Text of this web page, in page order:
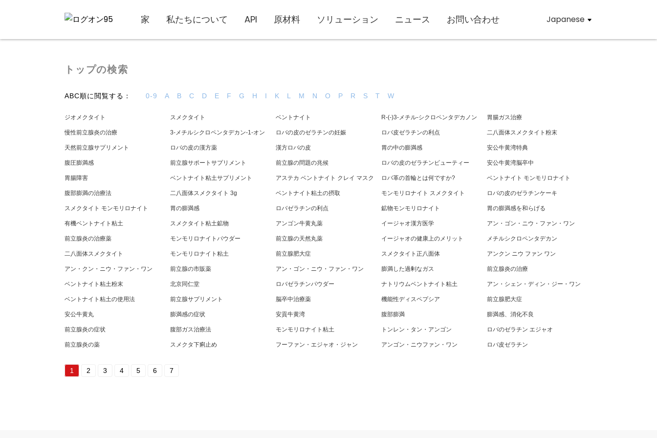
家 私たちについて API 原材料 ソリューション ニュース お問い合わせ Japanese
トップの検索
ABC順に閲覧する： 0-9 A B C D E F G H I K L M N O P R S T W
ジオメクタイト スメクタイト ベントナイト R-(-)3-メチル-シクロペンタデカノン 胃腸ガス治療
慢性前立腺炎の治療 3-メチルシクロペンタデカン-1-オン ロバの皮のゼラチンの妊娠 ロバ皮ゼラチンの利点 二八面体スメクタイト粉末
天然前立腺サプリメント ロバの皮の漢方薬 漢方ロバの皮 胃の中の膨満感 安公牛黄湾特典
腹圧膨満感 前立腺サポートサプリメント 前立腺の問題の兆候 ロバの皮のゼラチンビューティー 安公牛黄湾脳卒中
胃腸障害 ベントナイト粘土サプリメント アステカ ベントナイト クレイ マスク ロバ革の首輪とは何ですか? ベントナイト モンモリロナイト
腹部膨満の治療法 二八面体スメクタイト 3g ベントナイト粘土の摂取 モンモリロナイト スメクタイト ロバの皮のゼラチンケーキ
スメクタイト モンモリロナイト 胃の膨満感 ロバゼラチンの利点 鉱物モンモリロナイト 胃の膨満感を和らげる
有機ベントナイト粘土 スメクタイト粘土鉱物 アンゴン牛黄丸薬 イージャオ漢方医学 アン・ゴン・ニウ・ファン・ワン
前立腺炎の治療薬 モンモリロナイトパウダー 前立腺の天然丸薬 イージャオの健康上のメリット メチルシクロペンタデカン
二八面体スメクタイト モンモリロナイト粘土 前立腺肥大症 スメクタイト正八面体 アンクン ニウ ファン ワン
アン・クン・ニウ・ファン・ワン 前立腺の市販薬 アン・ゴン・ニウ・ファン・ワン 膨満した過剰なガス 前立腺炎の治療
ベントナイト粘土粉末 北京同仁堂 ロバゼラチンパウダー ナトリウムベントナイト粘土 アン・シェン・ディン・ジー・ワ​​ン
ベントナイト粘土の使用法 前立腺サプリメント 脳卒中治療薬 機能性ディスペプシア 前立腺肥大症
安公牛黄丸 膨満感の症状 安貢牛黄湾 腹部膨満 膨満感、消化不良
前立腺炎の症状 腹部ガス治療法 モンモリロナイト粘土 トンレン・タン・アンゴン ロバのゼラチン エジャオ
前立腺炎の薬 スメクタ下痢止め フーファン・エジャオ・ジャン アンゴン・ニウファン・ワン ロバ皮ゼラチン
1 2 3 4 5 6 7